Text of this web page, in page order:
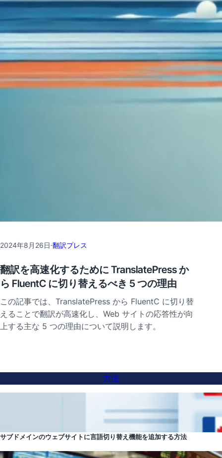
2024年8月26日·翻訳プレス
翻訳を高速化するために TranslatePress か
ら FluentC に切り替えるべき 5 つの理由
この記事では、TranslatePress から FluentC に切り替
えることで翻訳が高速化し、Web サイトの応答性が向
上する主な 5 つの理由について説明します。
方法
サブドメインのウェブサイトに言語切り替え機能を追加する方法